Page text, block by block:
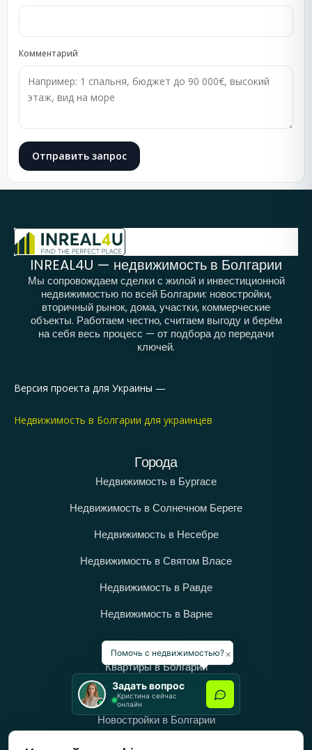
Комментарий
Отправить запрос
INREAL4U — недвижимость в Болгарии
Мы сопровождаем сделки с жилой и инвестиционной
недвижимостью по всей Болгарии: новостройки,
вторичный рынок, дома, участки, коммерческие
объекты. Работаем честно, считаем выгоду и берём
на себя весь процесс — от подбора до передачи
ключей.
Версия проекта для Украины —
Недвижимость в Болгарии для украинцев
Города
Недвижимость в Бургасе
Недвижимость в Солнечном Береге
Недвижимость в Несебре
Недвижимость в Святом Власе
Недвижимость в Равде
Недвижимость в Варне
Категории
Квартиры в Болгарии
Дома в Болгарии
Новостройки в Болгарии
Вторичное жильё в Болгарии
×
Помочь с недвижимостью?
Задать вопрос
Кристина сейчас
онлайн